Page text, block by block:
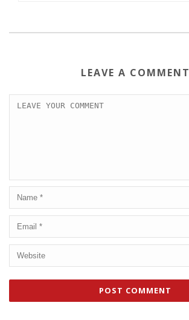
LEAVE A COMMENT